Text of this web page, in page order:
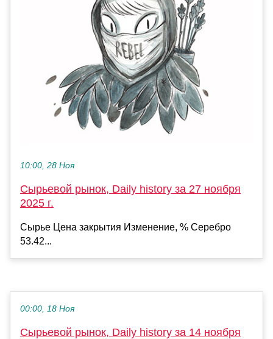
10:00, 28 Ноя
Сырьевой рынок, Daily history за 27 ноября
2025 г.
Сырье Цена закрытия Изменение, % Серебро
53.42...
00:00, 18 Ноя
Сырьевой рынок, Daily history за 14 ноября